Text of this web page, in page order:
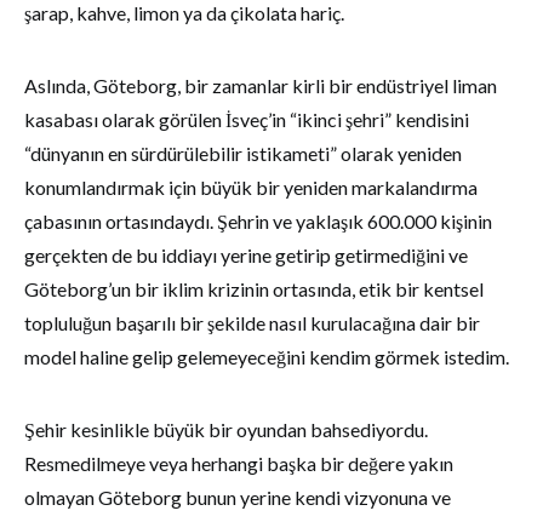
şarap, kahve, limon ya da çikolata hariç.
Aslında, Göteborg, bir zamanlar kirli bir endüstriyel liman
kasabası olarak görülen İsveç’in “ikinci şehri” kendisini
“dünyanın en sürdürülebilir istikameti” olarak yeniden
konumlandırmak için büyük bir yeniden markalandırma
çabasının ortasındaydı. Şehrin ve yaklaşık 600.000 kişinin
gerçekten de bu iddiayı yerine getirip getirmediğini ve
Göteborg’un bir iklim krizinin ortasında, etik bir kentsel
topluluğun başarılı bir şekilde nasıl kurulacağına dair bir
model haline gelip gelemeyeceğini kendim görmek istedim.
Şehir kesinlikle büyük bir oyundan bahsediyordu.
Resmedilmeye veya herhangi başka bir değere yakın
olmayan Göteborg bunun yerine kendi vizyonuna ve